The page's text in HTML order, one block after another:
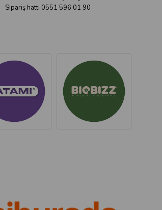
Sipariş hattı 0551 596 01 90